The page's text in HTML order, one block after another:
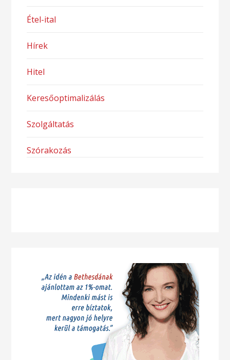
Étel-ital
Hírek
Hitel
Keresőoptimalizálás
Szolgáltatás
Szórakozás